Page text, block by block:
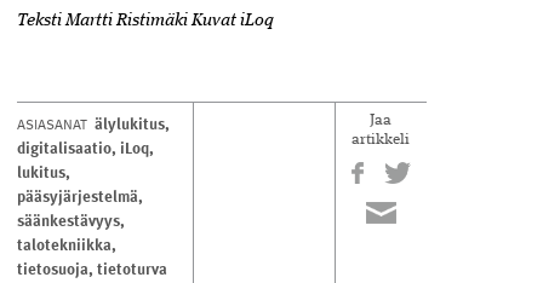
Teksti Martti Ristimäki Kuvat iLoq
ASIASANAT älylukitus,
digitalisaatio, iLoq,
lukitus,
pääsyjärjestelmä,
säänkestävyys,
talotekniikka,
tietosuoja, tietoturva
Jaa
artikkeli